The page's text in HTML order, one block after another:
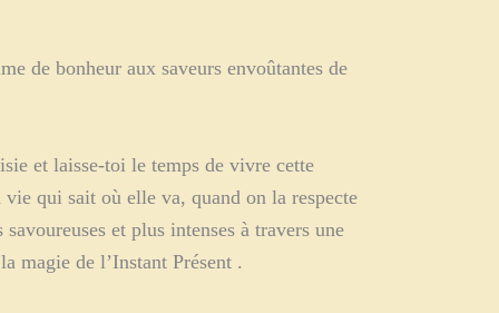
de bonheur aux saveurs envoûtantes de
et laisse-toi le temps de vivre cette
qui sait où elle va, quand on la respecte
et plus intenses à travers une
magie de l’Instant Présent .